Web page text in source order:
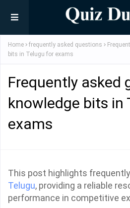
Home frequently asked questions
bits in Telugu for exams
Frequently asked
knowledge bits in
exams
This post highlights
Telugu, providing a reliable
performance in competitive